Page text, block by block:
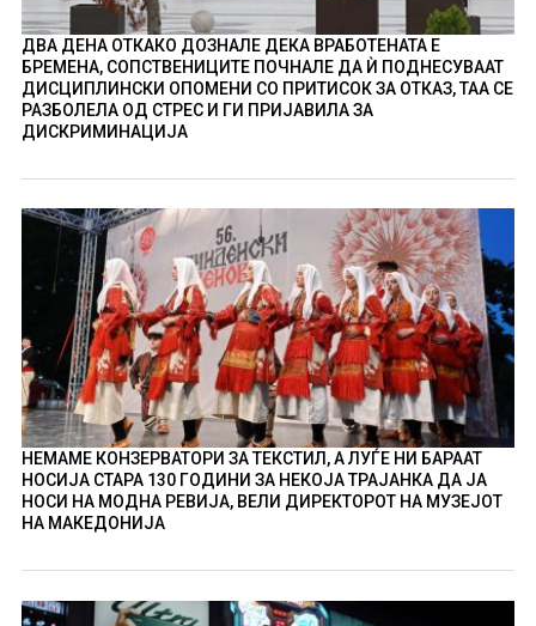
ДВА ДЕНА ОТКАКО ДОЗНАЛЕ ДЕКА ВРАБОТЕНАТА Е
БРЕМЕНА, СОПСТВЕНИЦИТЕ ПОЧНАЛЕ ДА Ѝ ПОДНЕСУВААТ
ДИСЦИПЛИНСКИ ОПОМЕНИ СО ПРИТИСОК ЗА ОТКАЗ, ТАА СЕ
РАЗБОЛЕЛА ОД СТРЕС И ГИ ПРИЈАВИЛА ЗА
ДИСКРИМИНАЦИЈА
НЕМАМЕ КОНЗЕРВАТОРИ ЗА ТЕКСТИЛ, А ЛУЃЕ НИ БАРААТ
НОСИЈА СТАРА 130 ГОДИНИ ЗА НЕКОЈА ТРАЈАНКА ДА ЈА
НОСИ НА МОДНА РЕВИЈА, ВЕЛИ ДИРЕКТОРОТ НА МУЗЕЈОТ
НА МАКЕДОНИЈА